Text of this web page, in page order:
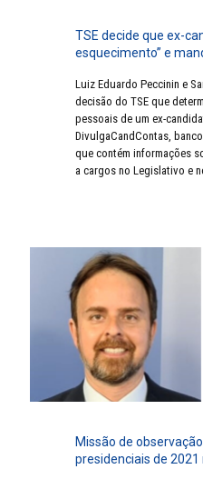
TSE decide que ex-
esquecimento” e
Luiz Eduardo Peccinin e
decisão do TSE que
pessoais de um ex-
DivulgaCandContas,
que contém informações
a cargos no Legislativo e
Missão de
presidenciais de 2021